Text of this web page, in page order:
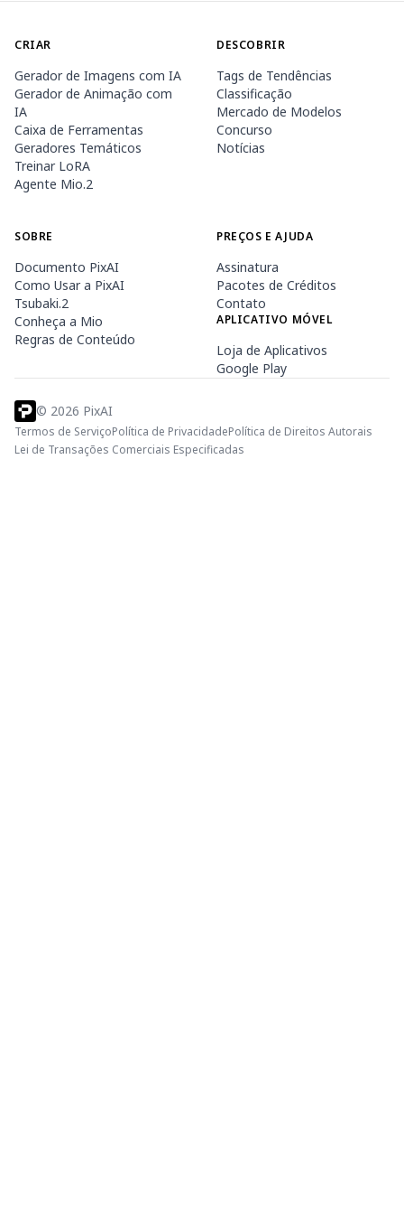
CRIAR
Gerador de Imagens com IA
Gerador de Animação com
IA
Caixa de Ferramentas
Geradores Temáticos
Treinar LoRA
Agente Mio.2
DESCOBRIR
Tags de Tendências
Classificação
Mercado de Modelos
Concurso
Notícias
SOBRE
Documento PixAI
Como Usar a PixAI
Tsubaki.2
Conheça a Mio
Regras de Conteúdo
PREÇOS E AJUDA
Assinatura
Pacotes de Créditos
Contato
APLICATIVO MÓVEL
Loja de Aplicativos
Google Play
© 2026 PixAI
Termos de ServiçoPolítica de PrivacidadePolítica de Direitos Autorais
Lei de Transações Comerciais Especificadas